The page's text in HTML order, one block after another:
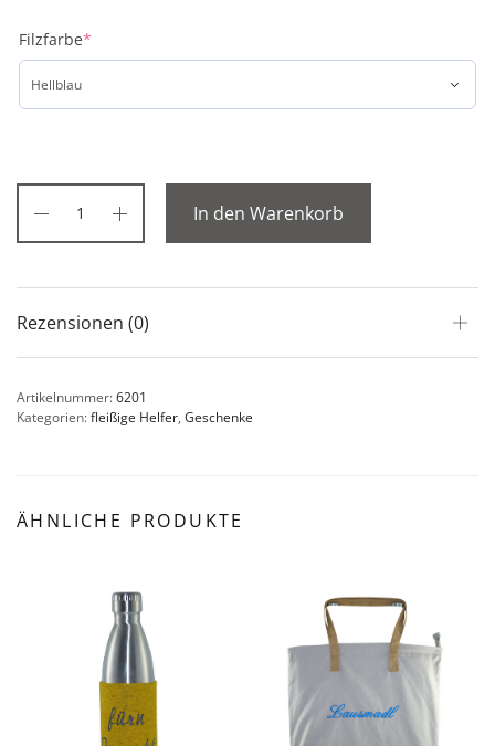
Filzfarbe*
In den Warenkorb
Rezensionen (0)
Artikelnummer:6201
Kategorien:fleißige Helfer, Geschenke
ÄHNLICHE PRODUKTE